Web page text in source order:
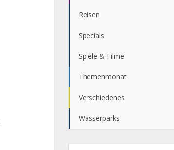
Reisen
Specials
Spiele & Filme
Themenmonat
Verschiedenes
Wasserparks